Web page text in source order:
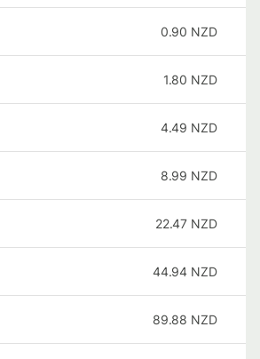
0.90 NZD
1.80 NZD
4.49 NZD
8.99 NZD
22.47 NZD
44.94 NZD
89.88 NZD